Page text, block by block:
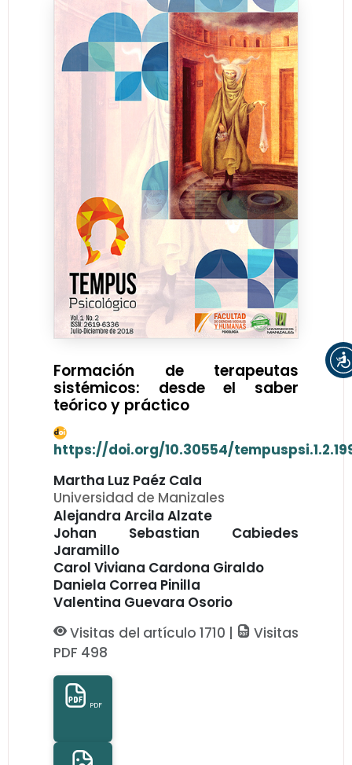
Formación de terapeutas
sistémicos: desde el saber
teórico y práctico
https://doi.org/10.30554/
Martha Luz Paéz Cala
Universidad de Manizales
Alejandra Arcila Alzate
Johan Sebastian Cabiedes
Jaramillo
Carol Viviana Cardona Giraldo
Daniela Correa Pinilla
Valentina Guevara Osorio
Visitas del artículo 1710 |
Visitas
PDF 498
PDF